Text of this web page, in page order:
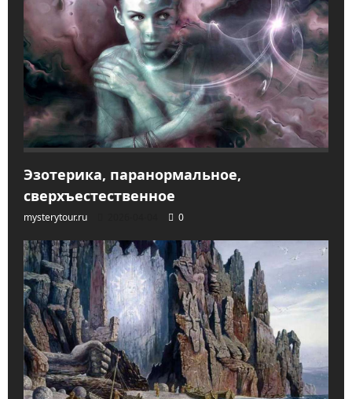
Эзотерика, паранормальное,
сверхъестественное
mysterytour.ru 0